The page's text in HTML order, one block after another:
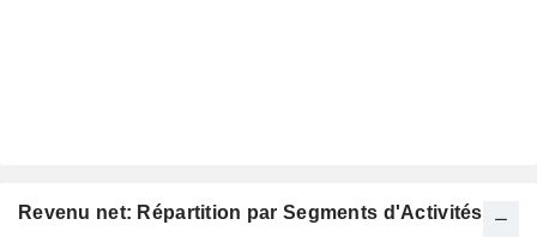
Revenu net: Répartition par Segments d'Activités